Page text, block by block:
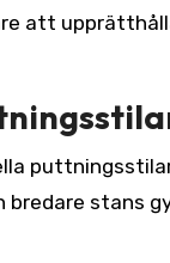
att
stans